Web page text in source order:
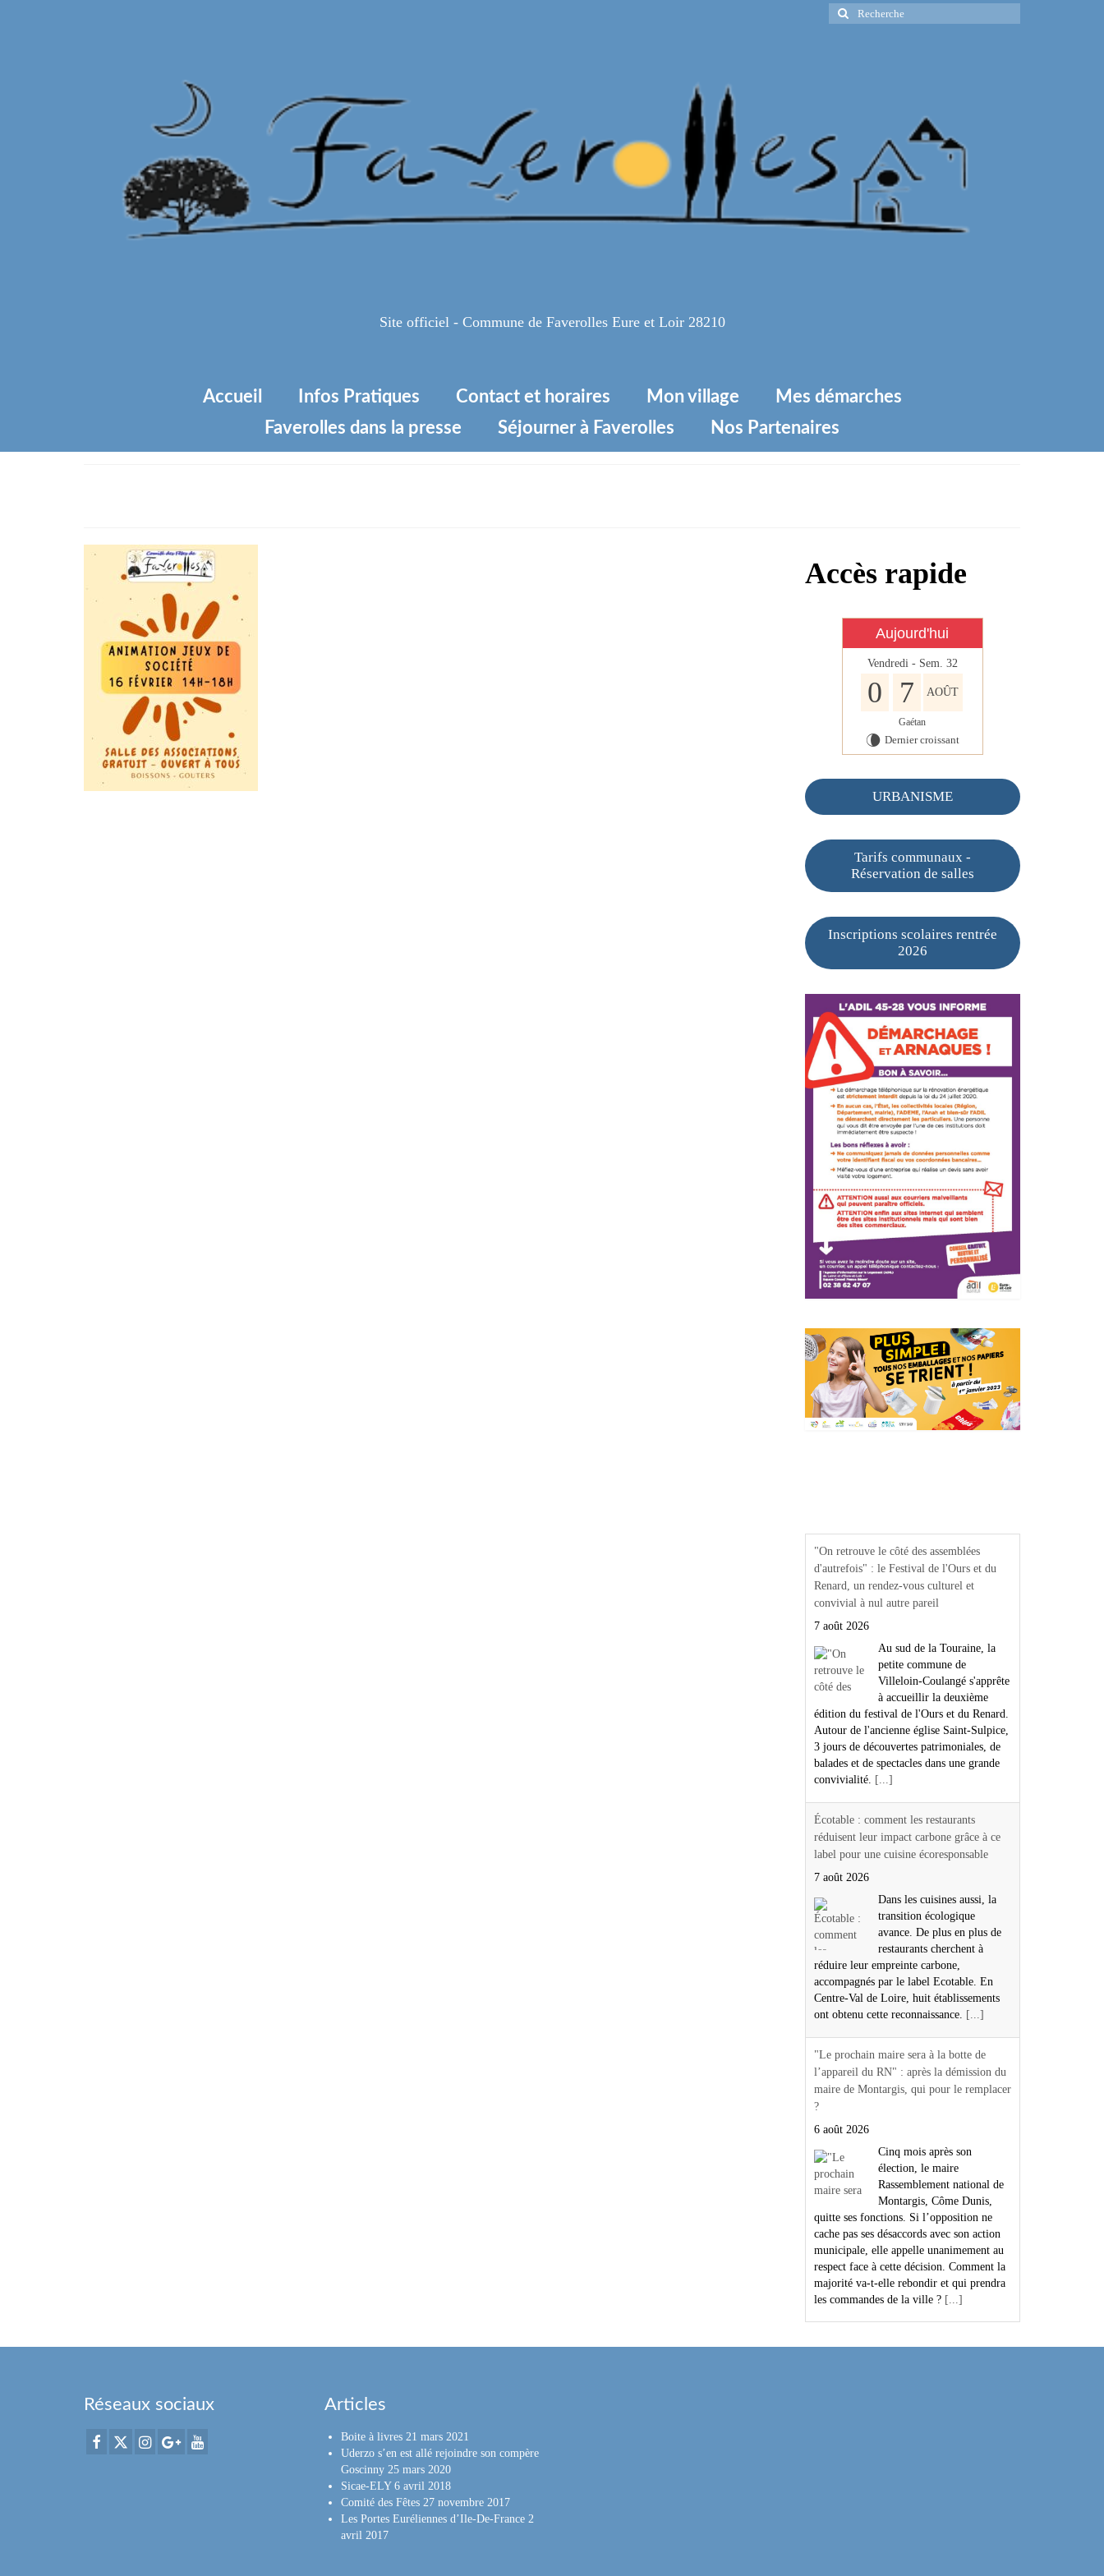
Rechercher
:
Site officiel - Commune de Faverolles Eure et Loir 28210
Accueil Infos Pratiques Contact et horaires Mon village
Mes démarches
Faverolles dans la presse
Séjourner à Faverolles Nos Partenaires
Accès rapide
Aujourd'hui
Vendredi - Sem. 32
0 7 AOÛT
Gaétan
V Dernier croissant
URBANISME
Tarifs communaux -
Réservation de salles
Inscriptions scolaires rentrée
2026
"On retrouve le côté des assemblées
d'autrefois" : le Festival de l'Ours et du
Renard, un rendez-vous culturel et
convivial à nul autre pareil
7 août 2026
Au sud de la Touraine, la
petite commune de
Villeloin-Coulangé s'apprête
à accueillir la deuxième
édition du festival de l'Ours et du Renard.
Autour de l'ancienne église Saint-Sulpice,
3 jours de découvertes patrimoniales, de
balades et de spectacles dans une grande
convivialité.
[...]
Écotable : comment les restaurants
réduisent leur impact carbone grâce à ce
label pour une cuisine écoresponsable
7 août 2026
Dans les cuisines aussi, la
transition écologique
avance. De plus en plus de
restaurants cherchent à
réduire leur empreinte carbone,
accompagnés par le label Ecotable. En
Centre-Val de Loire, huit établissements
ont obtenu cette reconnaissance.
[...]
"Le prochain maire sera à la botte de
l’appareil du RN" : après la démission du
maire de Montargis, qui pour le remplacer
?
6 août 2026
Cinq mois après son
élection, le maire
Rassemblement national de
Montargis, Côme Dunis,
quitte ses fonctions. Si l’opposition ne
cache pas ses désaccords avec son action
municipale, elle appelle unanimement au
respect face à cette décision. Comment la
majorité va-t-elle rebondir et qui prendra
les commandes de la ville ? [...]
Réseaux sociaux Articles
Boite à livres 21 mars 2021
Uderzo s’en est allé rejoindre son compère
Goscinny 25 mars 2020
Sicae-ELY 6 avril 2018
Comité des Fêtes 27 novembre 2017
Les Portes Euréliennes d’Ile-De-France 2
avril 2017